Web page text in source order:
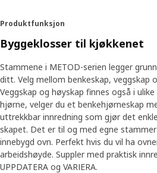
Produktfunksjon
Byggeklosser til kjøkkenet
Stammene i METOD-serien legger
ditt. Velg mellom benkeskap, veggskap
Veggskap og høyskap finnes også i
hjørne, velger du et benkehjørneskap
uttrekkbar innredning som gjør det
skapet. Det er til og med egne
innebygd ovn. Perfekt hvis du vil ha
arbeidshøyde. Suppler med praktisk
UPPDATERA og VARIERA.